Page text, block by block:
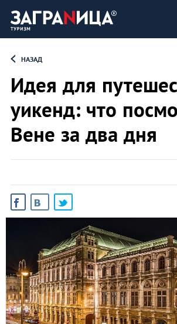
НАЗАД
Идея для
уикенд: что
Вене за два дня